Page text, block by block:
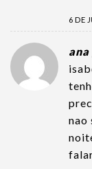
6 DE
nao